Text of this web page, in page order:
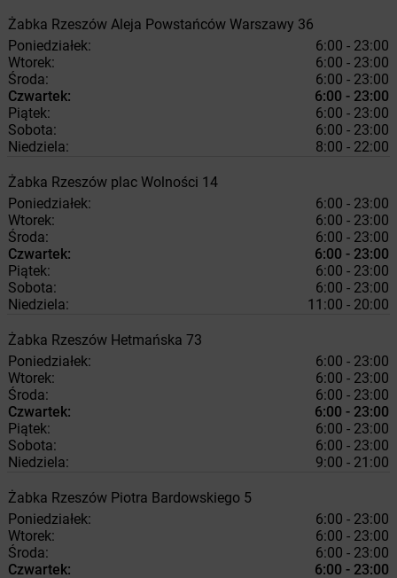
Żabka Rzeszów Aleja Powstańców Warszawy 36
Poniedziałek:
6:00 - 23:00
Wtorek:
6:00 - 23:00
Środa:
6:00 - 23:00
Czwartek:
6:00 - 23:00
Piątek:
6:00 - 23:00
Sobota:
6:00 - 23:00
Niedziela:
8:00 - 22:00
Żabka Rzeszów plac Wolności 14
Poniedziałek:
6:00 - 23:00
Wtorek:
6:00 - 23:00
Środa:
6:00 - 23:00
Czwartek:
6:00 - 23:00
Piątek:
6:00 - 23:00
Sobota:
6:00 - 23:00
Niedziela:
11:00 - 20:00
Żabka Rzeszów Hetmańska 73
Poniedziałek:
6:00 - 23:00
Wtorek:
6:00 - 23:00
Środa:
6:00 - 23:00
Czwartek:
6:00 - 23:00
Piątek:
6:00 - 23:00
Sobota:
6:00 - 23:00
Niedziela:
9:00 - 21:00
Żabka Rzeszów Piotra Bardowskiego 5
Poniedziałek:
6:00 - 23:00
Wtorek:
6:00 - 23:00
Środa:
6:00 - 23:00
Czwartek:
6:00 - 23:00